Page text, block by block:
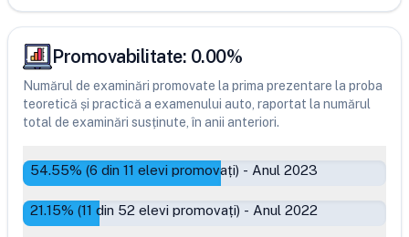
Promovabilitate: 0.00%
Numărul de examinări promovate la prima prezentare la proba
teoretică și practică a examenului auto, raportat la numărul
total de examinări susținute, în anii anteriori.
54.55% (6 din 11 elevi promovați) - Anul 2023
21.15% (11 din 52 elevi promovați) - Anul 2022